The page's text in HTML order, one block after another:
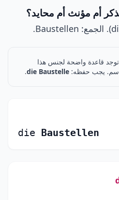
توجد قاعدة واضحة لجنس هذا
يجب حفظه: die Baustelle
.
die Baustellen